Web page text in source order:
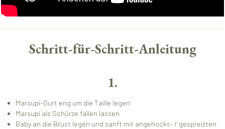
Schritt-für-Schritt-Anleitung
1.
Marsupi-Gurt eng um die Taille legen
Marsupi als Schürze fallen lassen
Baby an die Brust legen und sanft mit angehockt- / gespreizten